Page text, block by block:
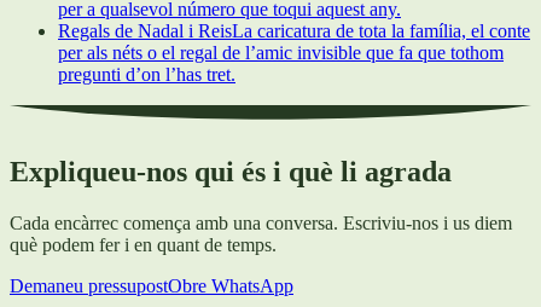
per a qualsevol número que toqui aquest any.
Regals de Nadal i ReisLa caricatura de tota la família, el conte
per als néts o el regal de l’amic invisible que fa que tothom
pregunti d’on l’has tret.
Expliqueu-nos qui és i què li agrada
Cada encàrrec comença amb una conversa. Escriviu-nos i us diem
què podem fer i en quant de temps.
Demaneu pressupostObre WhatsApp